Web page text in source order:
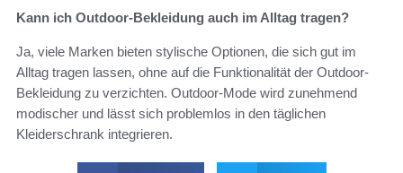
Kann ich Outdoor-Bekleidung auch im Alltag tragen?
Ja, viele Marken bieten stylische Optionen, die sich gut im
Alltag tragen lassen, ohne auf die Funktionalität der Outdoor-
Bekleidung zu verzichten. Outdoor-Mode wird zunehmend
modischer und lässt sich problemlos in den täglichen
Kleiderschrank integrieren.